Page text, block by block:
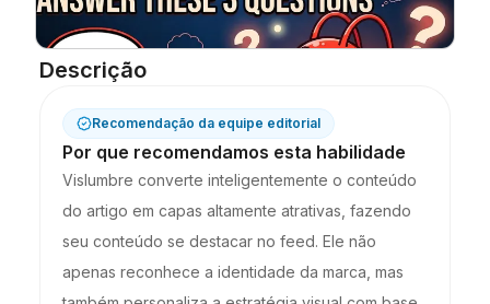
Descrição
Recomendação da equipe editorial
Por que recomendamos esta habilidade
Vislumbre converte inteligentemente o conteúdo
do artigo em capas altamente atrativas, fazendo
seu conteúdo se destacar no feed. Ele não
apenas reconhece a identidade da marca, mas